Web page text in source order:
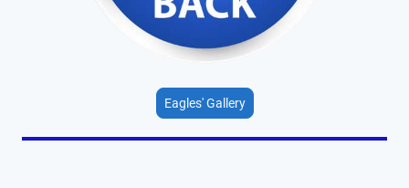
Eagles' Gallery